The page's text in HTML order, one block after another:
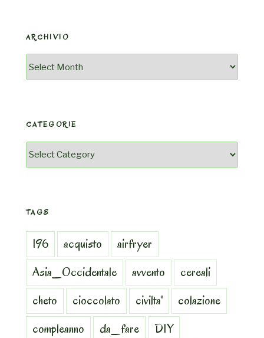
ARCHIVIO
Archivio
CATEGORIE
Categorie
TAGS
196 acquisto
airfryer
Asia_Occidentale
avvento
cereali
cheto
cioccolato civilta'
colazione
compleanno
da_fare
DIY